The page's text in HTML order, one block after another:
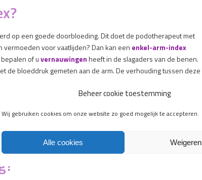
Beheer cookie toestemming
Wij gebruiken cookies om onze website zo goed mogelijk te accepteren.
Alle cookies Weigeren
op een goede doorbloeding. Dit doet de podotherapeut met
voor vaatlijden? Dan kan een enkel-arm-index
of uvernauwingenheeft in de slagaders van de benen.
de bloeddruk gemeten aan de arm. De verhouding tussen deze
gewoon uw kleding dragen. Het apparaat berekentbinnen 3
om te zien hoe een enkel-arm-index eruitziet.